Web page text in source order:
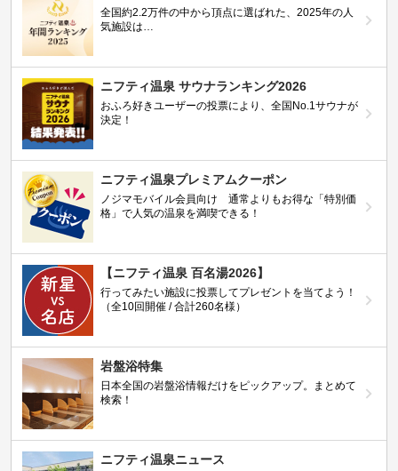
全国約2.2万件の中から頂点に選ばれた、2025年の人
気施設は…
ニフティ温泉 サウナランキング2026
おふろ好きユーザーの投票により、全国No.1サウナが
決定！
ニフティ温泉プレミアムクーポン
ノジマモバイル会員向け 通常よりもお得な「特別価
格」で人気の温泉を満喫できる！
【ニフティ温泉 百名湯2026】
行ってみたい施設に投票してプレゼントを当てよう！
（全10回開催 / 合計260名様）
岩盤浴特集
日本全国の岩盤浴情報だけをピックアップ。まとめて
検索！
ニフティ温泉ニュース